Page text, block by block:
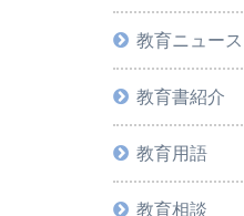
教育ニュース
教育書紹介
教育用語
教育相談